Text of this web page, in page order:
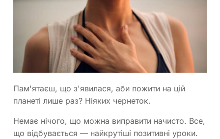
Пам'ятаєш, що з'явилася, аби пожити на цій
планеті лише раз? Ніяких чернеток.
Немає нічого, що можна виправити начисто. Все,
що відбувається — найкрутіші позитивні уроки.